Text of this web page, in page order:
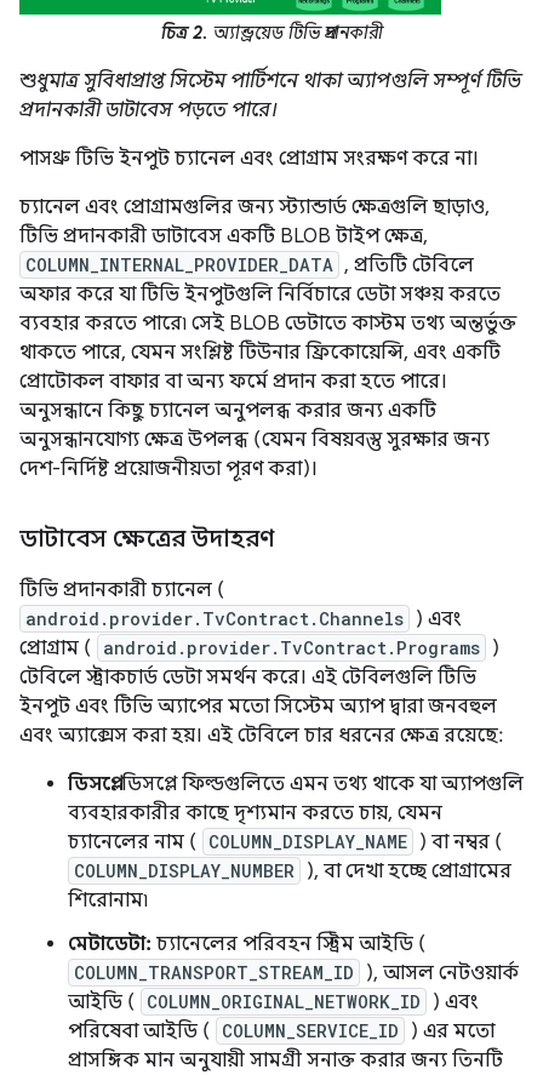
চিত্র 2. অ্যান্ড্রয়েড টিভি প্রদানকারী
শুধুমাত্র সুবিধাপ্রাপ্ত সিস্টেম পার্টিশনে থাকা অ্যাপগুলি সম্পূর্ণ টিভি
প্রদানকারী ডাটাবেস পড়তে পারে।
পাসথ্রু টিভি ইনপুট চ্যানেল এবং প্রোগ্রাম সংরক্ষণ করে না।
চ্যানেল এবং প্রোগ্রামগুলির জন্য স্ট্যান্ডার্ড ক্ষেত্রগুলি ছাড়াও,
টিভি প্রদানকারী ডাটাবেস একটি BLOB টাইপ ক্ষেত্র,
COLUMN_INTERNAL_PROVIDER_DATA , প্রতিটি টেবিলে
অফার করে যা টিভি ইনপুটগুলি নির্বিচারে ডেটা সঞ্চয় করতে
ব্যবহার করতে পারে৷ সেই BLOB ডেটাতে কাস্টম তথ্য অন্তর্ভুক্ত
থাকতে পারে, যেমন সংশ্লিষ্ট টিউনার ফ্রিকোয়েন্সি, এবং একটি
প্রোটোকল বাফার বা অন্য ফর্মে প্রদান করা হতে পারে।
অনুসন্ধানে কিছু চ্যানেল অনুপলব্ধ করার জন্য একটি
অনুসন্ধানযোগ্য ক্ষেত্র উপলব্ধ (যেমন বিষয়বস্তু সুরক্ষার জন্য
দেশ-নির্দিষ্ট প্রয়োজনীয়তা পূরণ করা)।
ডাটাবেস ক্ষেত্রের উদাহরণ
টিভি প্রদানকারী চ্যানেল (
android.provider.TvContract.Channels ) এবং
প্রোগ্রাম (
android.provider.TvContract.Programs )
টেবিলে স্ট্রাকচার্ড ডেটা সমর্থন করে। এই টেবিলগুলি টিভি
ইনপুট এবং টিভি অ্যাপের মতো সিস্টেম অ্যাপ দ্বারা জনবহুল
এবং অ্যাক্সেস করা হয়। এই টেবিলে চার ধরনের ক্ষেত্র রয়েছে:
ডিসপ্লে:ডিসপ্লে ফিল্ডগুলিতে এমন তথ্য থাকে যা অ্যাপগুলি
ব্যবহারকারীর কাছে দৃশ্যমান করতে চায়, যেমন
চ্যানেলের নাম (
COLUMN_DISPLAY_NAME ) বা নম্বর (
COLUMN_DISPLAY_NUMBER
), বা দেখা হচ্ছে প্রোগ্রামের
শিরোনাম৷
মেটাডেটা: চ্যানেলের পরিবহন স্ট্রিম আইডি (
COLUMN_TRANSPORT_STREAM_ID
), আসল নেটওয়ার্ক
আইডি (
COLUMN_ORIGINAL_NETWORK_ID
) এবং
পরিষেবা আইডি (
COLUMN_SERVICE_ID
) এর মতো
প্রাসঙ্গিক মান অনুযায়ী সামগ্রী সনাক্ত করার জন্য তিনটি